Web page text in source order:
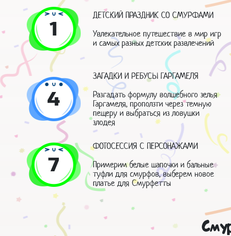
1
ДЕТСКИЙ ПРАЗДНИК СО СМУРФАМИ
Увлекательное путешествие в мир игр
и самых разных детских развлечений
4
ЗАГАДКИ И РЕБУСЫ ГАРГАМЕЛЯ
Разгадать формулу волшебного зелья
Гаргамеля, проползти через темную
пещеру и выбраться из ловушки
злодея
7
ФОТОСЕССИЯ С ПЕРСОНАЖАМИ
Примерим белые шапочки и бальные
туфли для смурфов, выберем новое
платье для Смурфетты